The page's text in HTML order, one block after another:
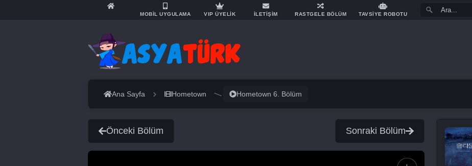
MOBİL UYGULAMA VIP ÜYELİK İLETİŞİM RASTGELE BÖLÜM TAVSİYE ROBOTU
Ana Sayfa Hometown Hometown 6. Bölüm
Önceki Bölüm Sonraki Bölüm